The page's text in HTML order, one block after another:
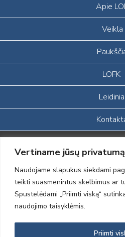
Vertiname jūsų privatumą
Naudojame slapukus siekdami
teikti suasmenintus skelbimus ar
Spustelėdami „Priimti viską“
naudojimo taisyklėmis.
Priimti
Apie
Veikla
LOFK
Leidiniai
Portalas sukurtas įgyvendinant
ekonominės erdvės ir Norvegijos
finansuojamą paprojektį
„LOD visuomeninės /gamtosauginės
formavimas įtraukiant visuomenę į
(paprojekčio
įgyvendinimo sutarties numeris 2004-
2012 © Lietuvos Ornitologų Draugija